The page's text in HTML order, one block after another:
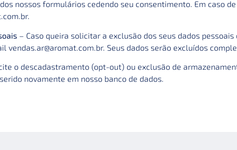
nossos formulários cedendo seu consentimento. Em caso
.
– Caso queira solicitar a exclusão dos seus dados
vendas.ar@aromat.com.br. Seus dados serão excluídos
o descadastramento (opt-out) ou exclusão de
novamente em nosso banco de dados.